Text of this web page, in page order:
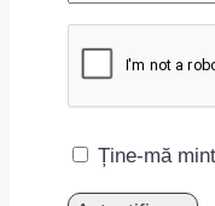
Ține-mă